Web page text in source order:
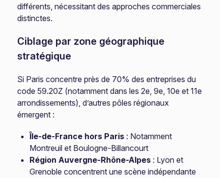
différents, nécessitant des approches commerciales
distinctes.
Ciblage par zone géographique
stratégique
Si Paris concentre près de 70% des entreprises du
code 59.20Z (notamment dans les 2e, 9e, 10e et 11e
arrondissements), d’autres pôles régionaux
émergent :
Île-de-France hors Paris : Notamment
Montreuil et Boulogne-Billancourt
Région Auvergne-Rhône-Alpes : Lyon et
Grenoble concentrent une scène indépendante